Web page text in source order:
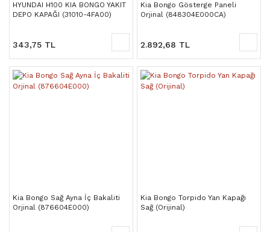
HYUNDAI H100 KIA BONGO YAKIT
DEPO KAPAĞI (31010-4FA00)
343,75 TL
Kia Bongo Gösterge Paneli
Orjinal (848304E000CA)
2.892,68 TL
Kia Bongo Sağ Ayna İç Bakaliti
Orjinal (876604E000)
Kia Bongo Torpido Yan Kapağı
Sağ (Orijinal)